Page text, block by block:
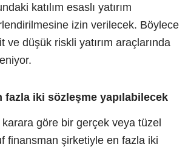
katılım esaslı yatırım
izin verilecek. Böylece
ve düşük riskli yatırım araçlarında
fazla iki sözleşme yapılabilecek
karara göre bir gerçek veya tüzel
finansman şirketiyle en fazla iki